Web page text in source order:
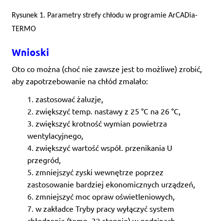
Rysunek 1. Parametry strefy chłodu w programie ArCADia-
TERMO
Wnioski
Oto co można (choć nie zawsze jest to możliwe) zrobić,
aby zapotrzebowanie na chłód zmalało:
zastosować żaluzje,
zwiększyć temp. nastawy z 25 °C na 26 °C,
zwiększyć krotność wymian powietrza
wentylacyjnego,
zwiększyć wartość współ. przenikania U
przegród,
zmniejszyć zyski wewnętrze poprzez
zastosowanie bardziej ekonomicznych urządzeń,
zmniejszyć moc opraw oświetleniowych,
w zakładce Tryby pracy wyłączyć system